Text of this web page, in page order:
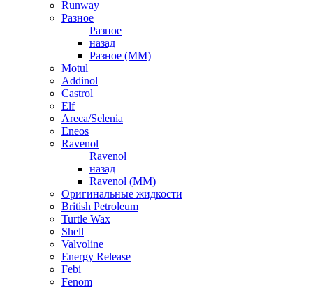
Runway
Разное
Разное
назад
Разное (ММ)
Motul
Addinol
Castrol
Elf
Areca/Selenia
Eneos
Ravenol
Ravenol
назад
Ravenol (ММ)
Оригинальные жидкости
British Petroleum
Turtle Wax
Shell
Valvoline
Energy Release
Febi
Fenom